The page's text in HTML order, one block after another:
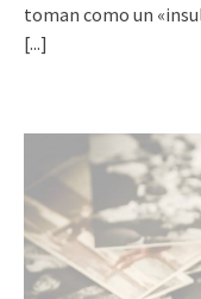
toman como un
[...]